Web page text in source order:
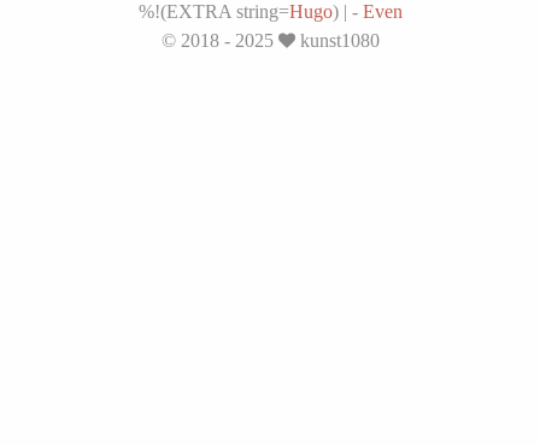
%!(EXTRA string=Hugo) | - Even
© 2018 - 2025
kunst1080